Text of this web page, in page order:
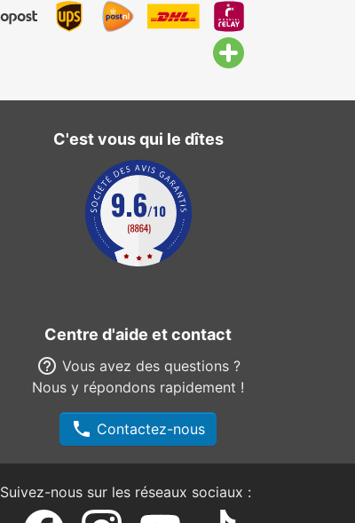
C'est vous qui le dîtes
Centre d'aide et contact
help_outline Vous avez des questions ?
Nous y répondons rapidement !
phone Contactez-nous
Suivez-nous sur les réseaux sociaux :